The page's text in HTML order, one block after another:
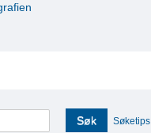
Søk Søketips